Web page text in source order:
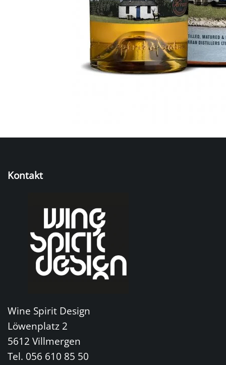
Kontakt
Wine Spirit Design
Löwenplatz 2
5612 Villmergen
Tel. 056 610 85 50